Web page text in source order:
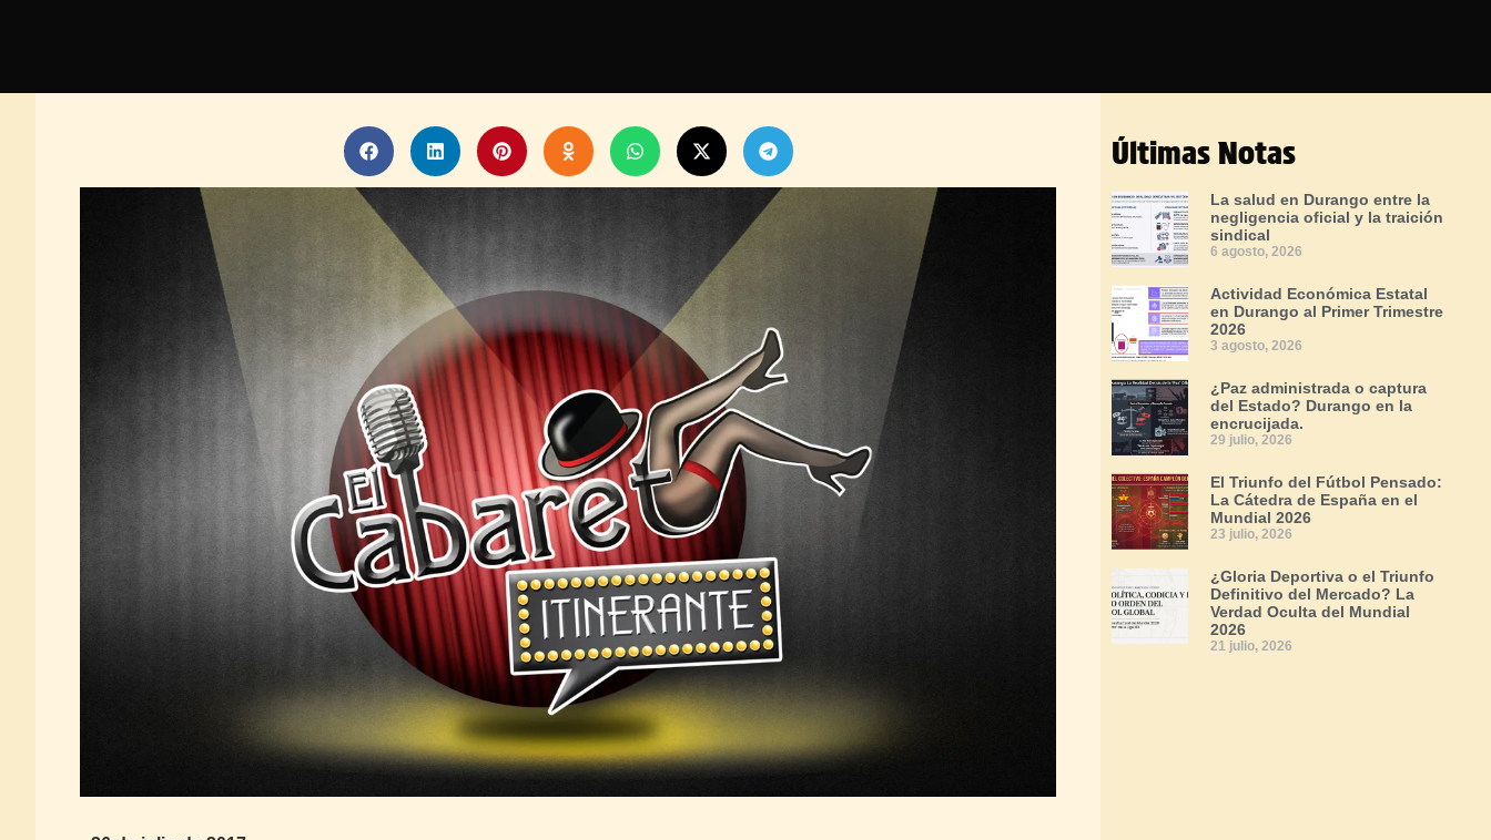
Últimas Notas
La salud en Durango entre la
negligencia oficial y la traición
sindical
6 agosto, 2026
Actividad Económica Estatal
en Durango al Primer Trimestre
2026
3 agosto, 2026
¿Paz administrada o captura
del Estado? Durango en la
encrucijada.
29 julio, 2026
El Triunfo del Fútbol Pensado:
La Cátedra de España en el
Mundial 2026
23 julio, 2026
¿Gloria Deportiva o el Triunfo
Definitivo del Mercado? La
Verdad Oculta del Mundial
2026
21 julio, 2026